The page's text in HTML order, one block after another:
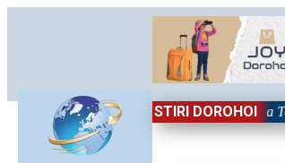
STIRI DOROHOI
2026: Energie și nostalgie în Poiana Teioasa